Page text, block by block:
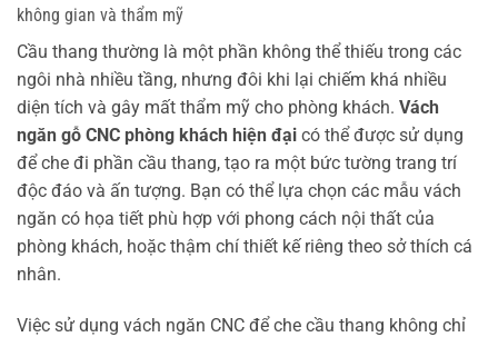
không gian và thẩm mỹ
Cầu thang thường là một phần không thể thiếu trong các
ngôi nhà nhiều tầng, nhưng đôi khi lại chiếm khá nhiều
diện tích và gây mất thẩm mỹ cho phòng khách. Vách
ngăn gỗ CNC phòng khách hiện đại có thể được sử dụng
để che đi phần cầu thang, tạo ra một bức tường trang trí
độc đáo và ấn tượng. Bạn có thể lựa chọn các mẫu vách
ngăn có họa tiết phù hợp với phong cách nội thất của
phòng khách, hoặc thậm chí thiết kế riêng theo sở thích cá
nhân.
Việc sử dụng vách ngăn CNC để che cầu thang không chỉ